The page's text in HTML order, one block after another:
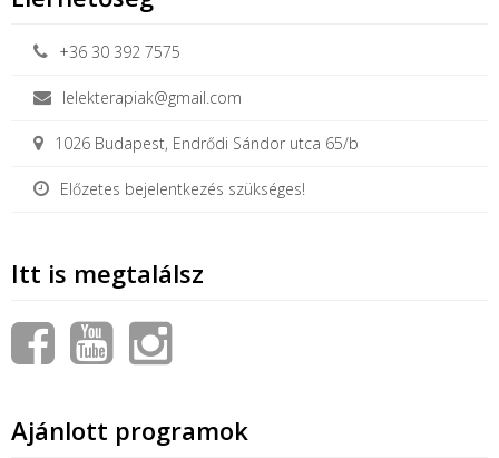
+36 30 392 7575
lelekterapiak@gmail.com
1026 Budapest, Endrődi Sándor utca 65/b
Előzetes bejelentkezés szükséges!
Itt is megtalálsz
Ajánlott programok